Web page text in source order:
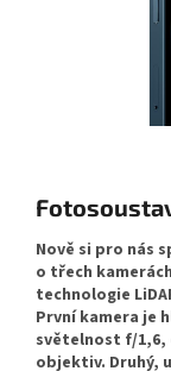
Nově si pro nás
o třech
technologie
První kamera je
světelnost f/1,6,
objektiv. Druhý,